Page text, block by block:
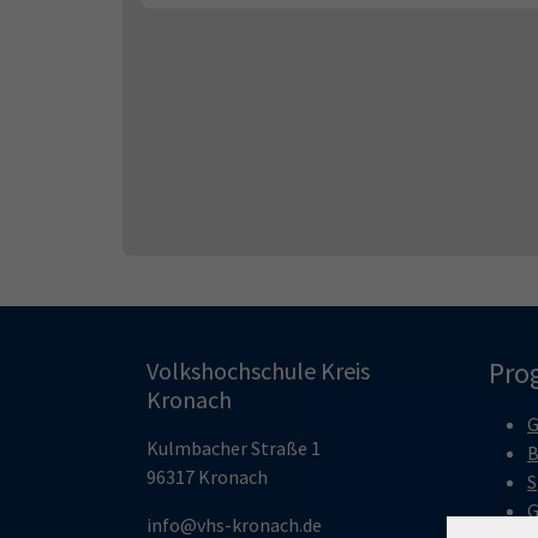
Volkshochschule Kreis
Kronach
Kulmbacher Straße 1
96317 Kronach
info@vhs-kronach.de